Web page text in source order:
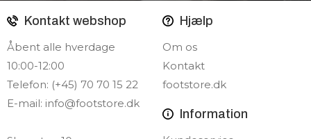
Kontakt webshop
Åbent alle hverdage
10:00-12:00
Telefon: (+45) 70 70 15 22
E-mail: info@footstore.dk
Hjælp
Om os
Kontakt
footstore.dk
Information